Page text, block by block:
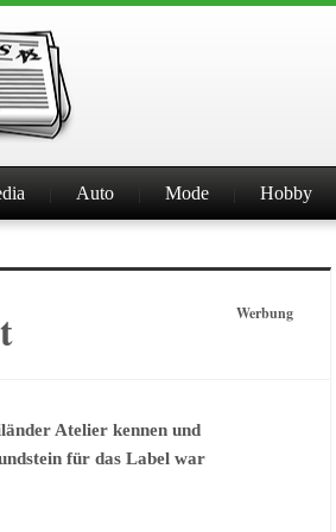
Auto Mode Hobby
Werbung
Atelier kennen und
für das Label war